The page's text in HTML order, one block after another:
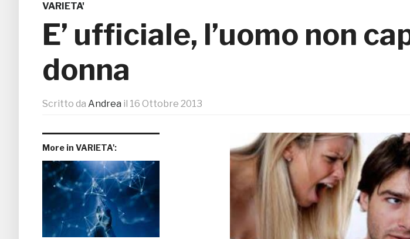
VARIETA'
E’ ufficiale, l’uomo non
donna
Scritto da Andrea il 16 Ottobre 2013
More in VARIETA':